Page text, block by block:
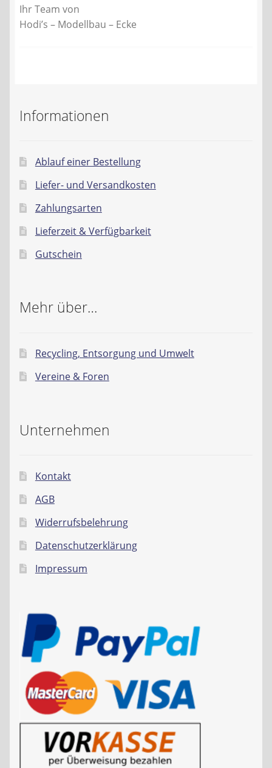
Ihr Team von
Hodi’s – Modellbau – Ecke
Informationen
Ablauf einer Bestellung
Liefer- und Versandkosten
Zahlungsarten
Lieferzeit & Verfügbarkeit
Gutschein
Mehr über…
Recycling, Entsorgung und Umwelt
Vereine & Foren
Unternehmen
Kontakt
AGB
Widerrufsbelehrung
Datenschutzerklärung
Impressum